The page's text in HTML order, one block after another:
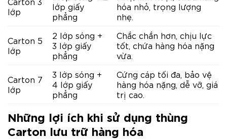
lớp
lớp giấy
phẳng
hóa nhỏ, trọng lượng
nhẹ.
Carton 5
lớp
2 lớp sóng +
3 lớp giấy
phẳng
Chắc chắn hơn, chịu lực
tốt, chứa hàng hóa nặng
vừa.
Carton 7
lớp
3 lớp sóng +
4 lớp giấy
phẳng
Cứng cáp tối đa, bảo vệ
hàng hóa nặng, dễ vỡ, giá
trị cao.
Những lợi ích khi sử dụng thùng
Carton lưu trữ hàng hóa